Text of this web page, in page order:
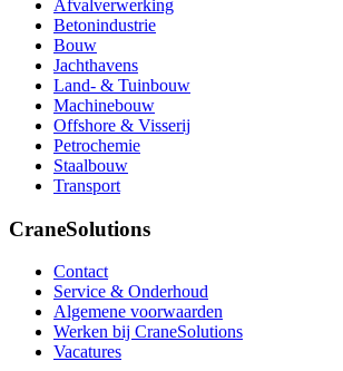
Afvalverwerking
Betonindustrie
Bouw
Jachthavens
Land- & Tuinbouw
Machinebouw
Offshore & Visserij
Petrochemie
Staalbouw
Transport
CraneSolutions
Contact
Service & Onderhoud
Algemene voorwaarden
Werken bij CraneSolutions
Vacatures